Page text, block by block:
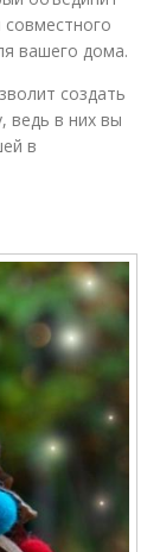
вашего дома.
создать
ведь в них вы
в